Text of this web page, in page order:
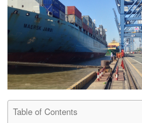
Table of Contents